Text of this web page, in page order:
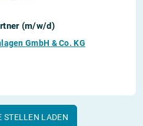
(m/w/d)
GmbH & Co. KG
STELLEN LADEN